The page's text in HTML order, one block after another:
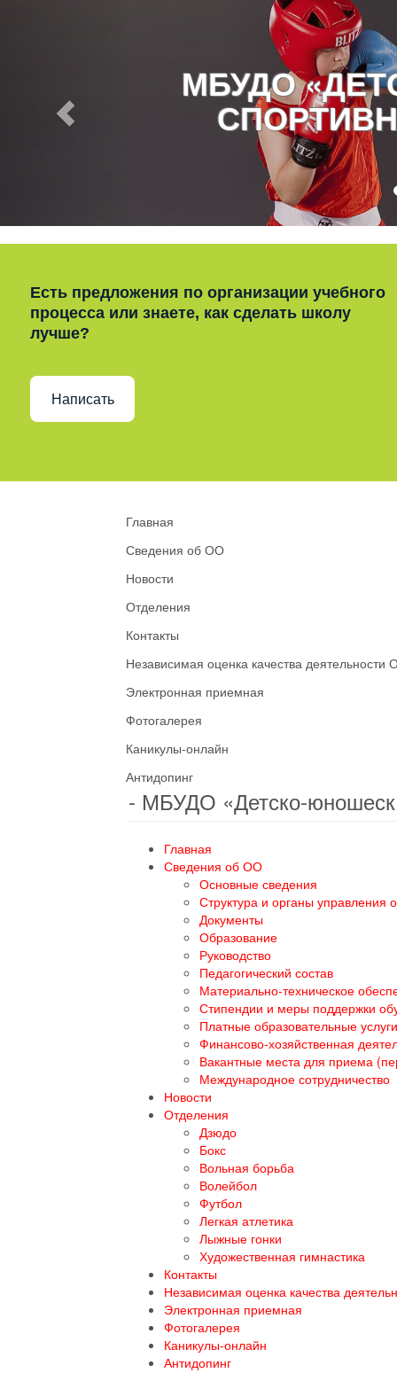
МБУДО
Есть предложения по организации учебного
процесса или знаете, как сделать школу
лучше?
Написать
Главная
Сведения об ОО
Новости
Отделения
Контакты
Независимая оценка качества деятельности
Электронная приемная
Фотогалерея
Каникулы-онлайн
Антидопинг
- МБУДО «Детско-
Главная
Сведения об ОО
Основные сведения
Структура и органы управления
Документы
Образование
Руководство
Педагогический состав
Материально-техническое
Стипендии и меры поддержки
Платные образовательные услуги
Финансово-хозяйственная
Вакантные места для приема
Международное сотрудничество
Новости
Отделения
Дзюдо
Бокс
Вольная борьба
Волейбол
Футбол
Легкая атлетика
Лыжные гонки
Художественная гимнастика
Контакты
Независимая оценка качества
Электронная приемная
Фотогалерея
Каникулы-онлайн
Антидопинг